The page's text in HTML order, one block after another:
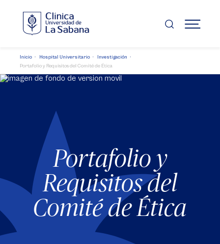
contenido
principal
MENÚ
Inicio Hospital Universitario
Investigación
Portafolio y Requisitos del Comité de Ética
Portafolio y
Requisitos del
Comité de Ética